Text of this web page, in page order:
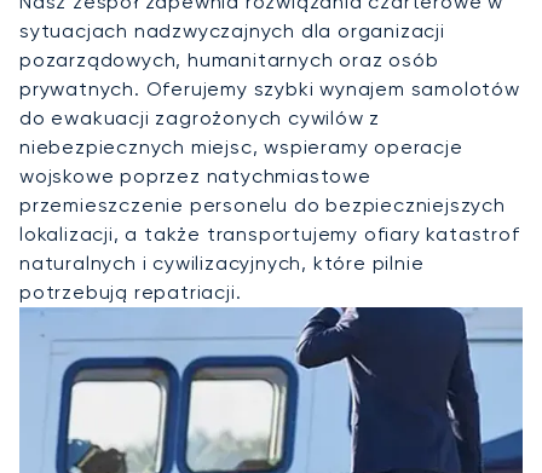
sytuacjach nadzwyczajnych dla organizacji
pozarządowych, humanitarnych oraz osób
prywatnych. Oferujemy szybki wynajem samolotów
do ewakuacji zagrożonych cywilów z
niebezpiecznych miejsc, wspieramy operacje
wojskowe poprzez natychmiastowe
przemieszczenie personelu do bezpieczniejszych
lokalizacji, a także transportujemy ofiary katastrof
naturalnych i cywilizacyjnych, które pilnie
potrzebują repatriacji.